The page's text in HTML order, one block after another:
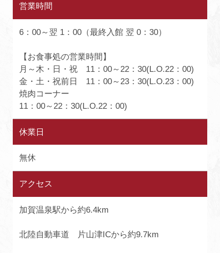
営業時間
6：00～翌 1：00（最終入館 翌 0：30）
【お食事処の営業時間】
月～木・日・祝 11：00～22：30(L.O.22：00)
金・土・祝前日 11：00～23：30(L.O.23：00)
焼肉コーナー
11：00～22：30(L.O.22：00)
休業日
無休
アクセス
加賀温泉駅から約6.4km
北陸自動車道 片山津ICから約9.7km